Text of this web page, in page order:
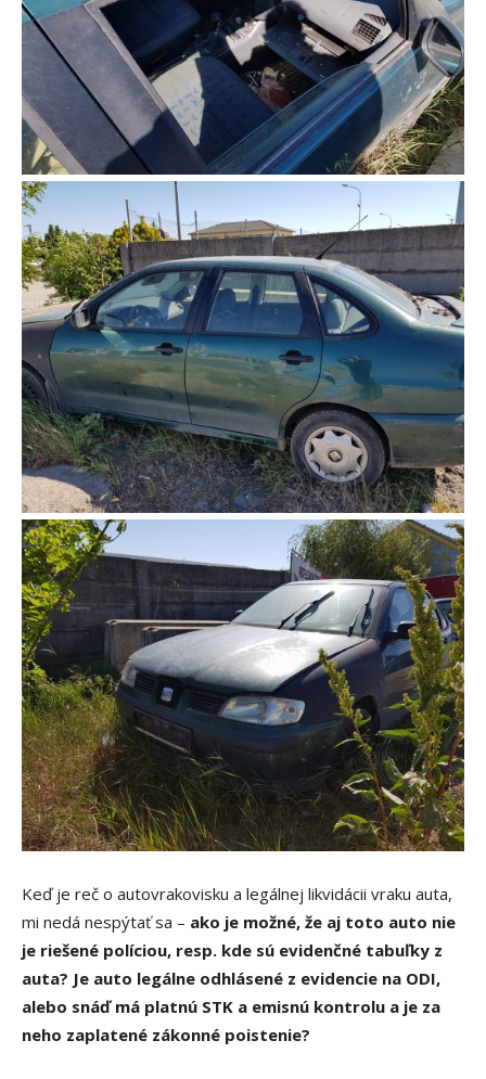
Keď je reč o autovrakovisku a legálnej likvidácii vraku auta,
mi nedá nespýtať sa – ako je možné, že aj toto auto nie
je riešené políciou, resp. kde sú evidenčné tabuľky z
auta? Je auto legálne odhlásené z evidencie na ODI,
alebo snáď má platnú STK a emisnú kontrolu a je za
neho zaplatené zákonné poistenie?